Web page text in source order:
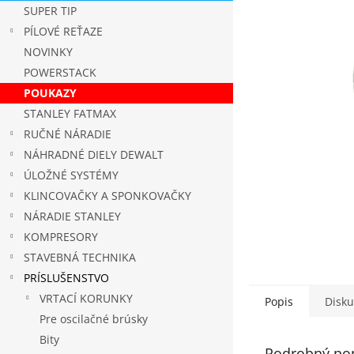
SUPER TIP
PÍLOVÉ REŤAZE
NOVINKY
POWERSTACK
POUKAZY
STANLEY FATMAX
RUČNÉ NÁRADIE
NÁHRADNÉ DIELY DEWALT
ÚLOŽNÉ SYSTÉMY
KLINCOVAČKY A SPONKOVAČKY
NÁRADIE STANLEY
KOMPRESORY
STAVEBNÁ TECHNIKA
PRÍSLUŠENSTVO
VRTACÍ KORUNKY
Pre oscilačné brúsky
Bity
Popis